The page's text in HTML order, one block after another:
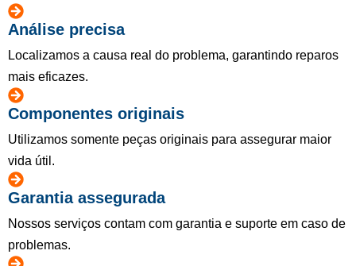
Análise precisa
Localizamos a causa real do problema, garantindo reparos
mais eficazes.
Componentes originais
Utilizamos somente peças originais para assegurar maior
vida útil.
Garantia assegurada
Nossos serviços contam com garantia e suporte em caso de
problemas.